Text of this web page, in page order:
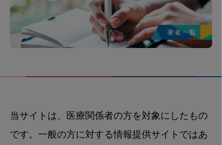
当サイトは、医療関係者の方を対象にしたもの
です。一般の方に対する情報提供サイトではあ